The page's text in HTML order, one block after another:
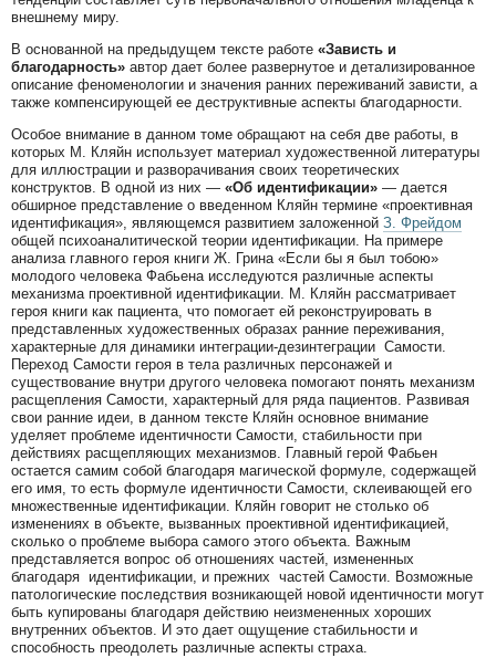
внешнему миру.
В основанной на предыдущем тексте работе «Зависть и
благодарность» автор дает более развернутое и детализированное
описание феноменологии и значения ранних переживаний зависти, а
также компенсирующей ее деструктивные аспекты благодарности.
Особое внимание в данном томе обращают на себя две работы, в
которых М. Кляйн использует материал художественной литературы
для иллюстрации и разворачивания своих теоретических
конструктов. В одной из них — «Об идентификации» — дается
обширное представление о введенном Кляйн термине «проективная
идентификация», являющемся развитием заложенной З. Фрейдом
общей психоаналитической теории идентификации. На примере
анализа главного героя книги Ж. Грина «Если бы я был тобою»
молодого человека Фабьена исследуются различные аспекты
механизма проективной идентификации. М. Кляйн рассматривает
героя книги как пациента, что помогает ей реконструировать в
представленных художественных образах ранние переживания,
характерные для динамики интеграции-дезинтеграции Самости.
Переход Самости героя в тела различных персонажей и
существование внутри другого человека помогают понять механизм
расщепления Самости, характерный для ряда пациентов. Развивая
свои ранние идеи, в данном тексте Кляйн основное внимание
уделяет проблеме идентичности Самости, стабильности при
действиях расщепляющих механизмов. Главный герой Фабьен
остается самим собой благодаря магической формуле, содержащей
его имя, то есть формуле идентичности Самости, склеивающей его
множественные идентификации. Кляйн говорит не столько об
изменениях в объекте, вызванных проективной идентификацией,
сколько о проблеме выбора самого этого объекта. Важным
представляется вопрос об отношениях частей, измененных
благодаря идентификации, и прежних частей Самости. Возможные
патологические последствия возникающей новой идентичности могут
быть купированы благодаря действию неизмененных хороших
внутренних объектов. И это дает ощущение стабильности и
способность преодолеть различные аспекты страха.